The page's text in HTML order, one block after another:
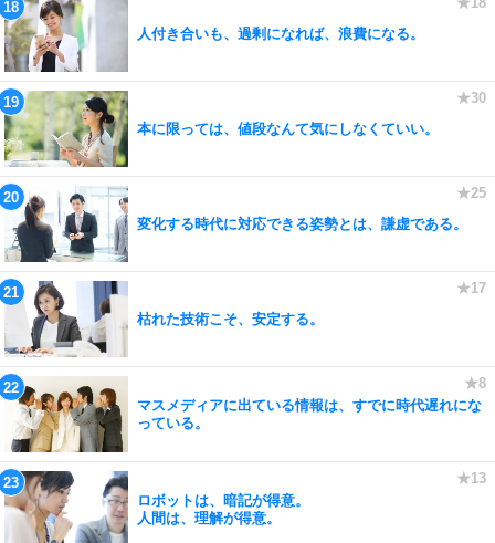
人付き合いも、過剰になれば、浪費になる。
本に限っては、値段なんて気にしなくていい。
変化する時代に対応できる姿勢とは、謙虚である。
枯れた技術こそ、安定する。
マスメディアに出ている情報は、すでに時代遅れにな
っている。
ロボットは、暗記が得意。
人間は、理解が得意。